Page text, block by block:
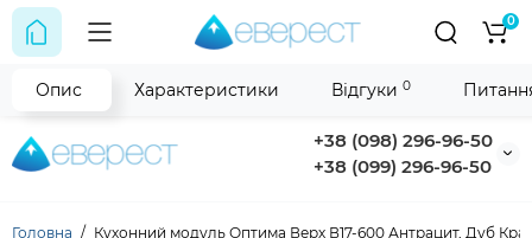
+38 (098) 296-96-50
+38 (099) 296-96-50
0
Головна Кухонний модуль Оптима Верх В17-600 Антрацит, Дуб
Опис Характеристики Відгуки 0